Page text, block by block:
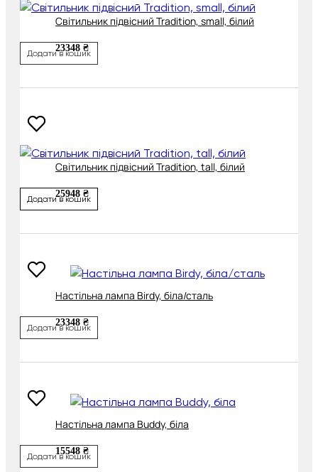
Світильник підвісний Tradition, small, білий
23348 ₴
Додати в кошик
Світильник підвісний Tradition, tall, білий
25948 ₴
Додати в кошик
Настільна лампа Birdy, біла/сталь
23348 ₴
Додати в кошик
Настільна лампа Buddy, біла
15548 ₴
Додати в кошик